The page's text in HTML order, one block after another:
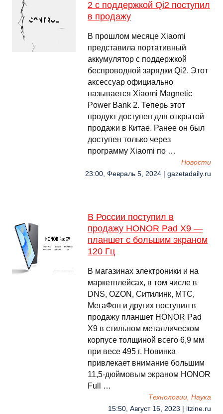
2 с поддержкой Qi2 поступил
в продажу
В прошлом месяце Xiaomi
представила портативный
аккумулятор с поддержкой
беспроводной зарядки Qi2. Этот
аксессуар официально
называется Xiaomi Magnetic
Power Bank 2. Теперь этот
продукт доступен для открытой
продажи в Китае. Ранее он был
доступен только через
программу Xiaomi по …
Новости
23:00, Февраль 5, 2024 | gazetadaily.ru
В России поступил в
продажу HONOR Pad X9 —
планшет с большим экраном
120 Гц
В магазинах электроники и на
маркетплейсах, в том числе в
DNS, OZON, Ситилинк, МТС,
МегаФон и других поступил в
продажу планшет HONOR Pad
X9 в стильном металлическом
корпусе толщиной всего 6,9 мм
при весе 495 г. Новинка
привлекает внимание большим
11,5-дюймовым экраном HONOR
Full …
Технологии, Наука
15:50, Август 16, 2023 | itzine.ru